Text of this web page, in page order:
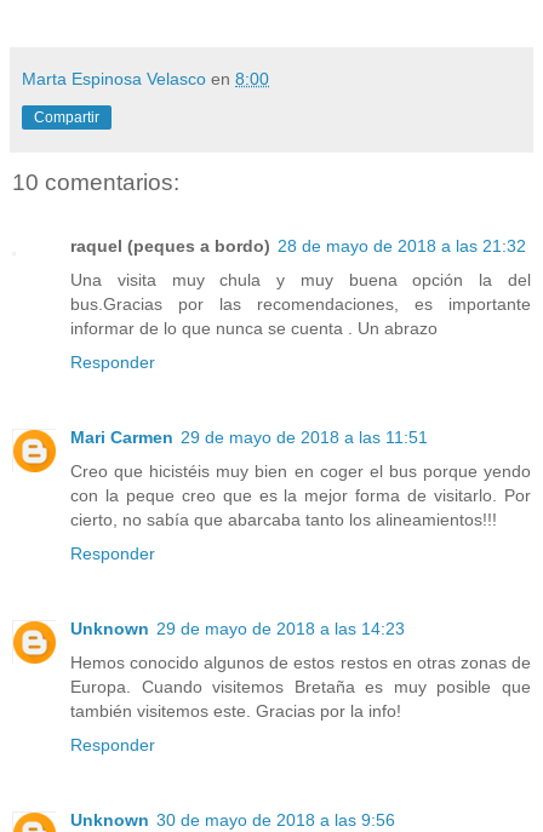
Marta Espinosa Velasco en 8:00
Compartir
10 comentarios:
raquel (peques a bordo) 28 de mayo de 2018 a las 21:32
Una visita muy chula y muy buena opción la del
bus.Gracias por las recomendaciones, es importante
informar de lo que nunca se cuenta . Un abrazo
Responder
Mari Carmen 29 de mayo de 2018 a las 11:51
Creo que hicistéis muy bien en coger el bus porque yendo
con la peque creo que es la mejor forma de visitarlo. Por
cierto, no sabía que abarcaba tanto los alineamientos!!!
Responder
Unknown 29 de mayo de 2018 a las 14:23
Hemos conocido algunos de estos restos en otras zonas de
Europa. Cuando visitemos Bretaña es muy posible que
también visitemos este. Gracias por la info!
Responder
Unknown 30 de mayo de 2018 a las 9:56